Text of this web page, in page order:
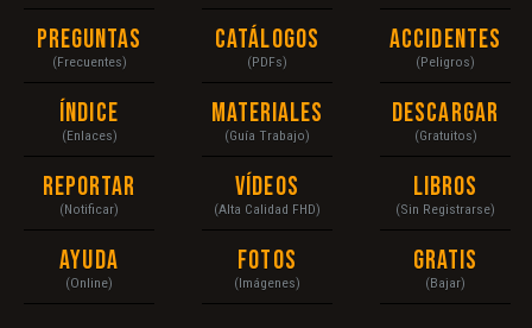
Preguntas
(Frecuentes)
Índice
(Enlaces)
Reportar
(Notificar)
Ayuda
(Online)
Catálogos
(PDFs)
Materiales
(Guía Trabajo)
Vídeos
(Alta Calidad FHD)
Fotos
(Imágenes)
Accidentes
(Peligros)
Descargar
(Gratuitos)
Libros
(Sin Registrarse)
Gratis
(Bajar)